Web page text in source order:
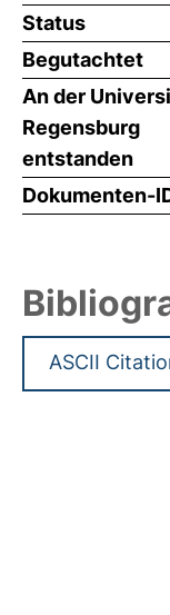
Status
Begutachtet
An der
Regensburg
entstanden
Dokumenten-